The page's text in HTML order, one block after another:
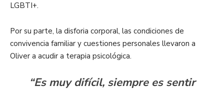
LGBTI+.
Por su parte, la disforia corporal, las condiciones de
convivencia familiar y cuestiones personales llevaron a
Oliver a acudir a terapia psicológica.
“Es muy difícil, siempre es sentir